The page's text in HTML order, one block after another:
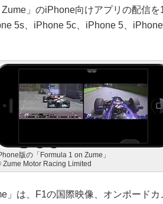
」のiPhone向けアプリの配信を
5s、iPhone 5c、iPhone 5、
版の「Formula 1 on Zume」
Zume Motor Racing Limited
」は、F1の国際映像、オンボードカ